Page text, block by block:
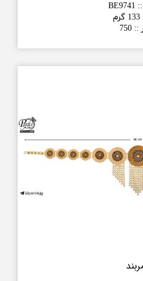
:
BE9741
133 گرم
:
:
750